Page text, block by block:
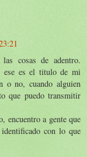
cosas de adentro.
ese es el titulo de mi
o no, cuando alguien
que puedo transmitir
encuentro a gente que
con lo que